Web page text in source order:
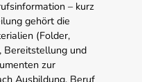
– kurz
gehört die
(Folder,
Bereitstellung und
zur
Ausbildung, Beruf